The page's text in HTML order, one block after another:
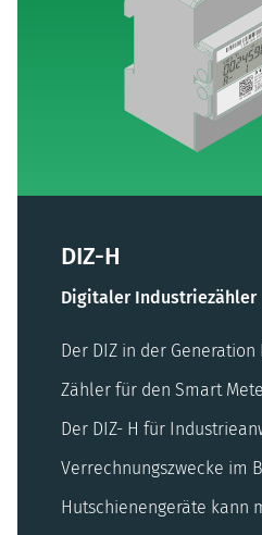
DIZ-H
Digitaler Industriezähler
Der DIZ in der
Zähler für den Smart
Der DIZ- H für
Verrechnungszwecke im
Hutschienengeräte kann